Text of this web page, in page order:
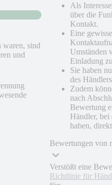
waren, sind
und
Als
über die
Kontakt.
Eine
Umständen
Einladung
Sie haben
des
Zudem
nach
Bewertung
Händler, bei
haben,
Bewertungen von
Verstößt eine
Richtlinie für